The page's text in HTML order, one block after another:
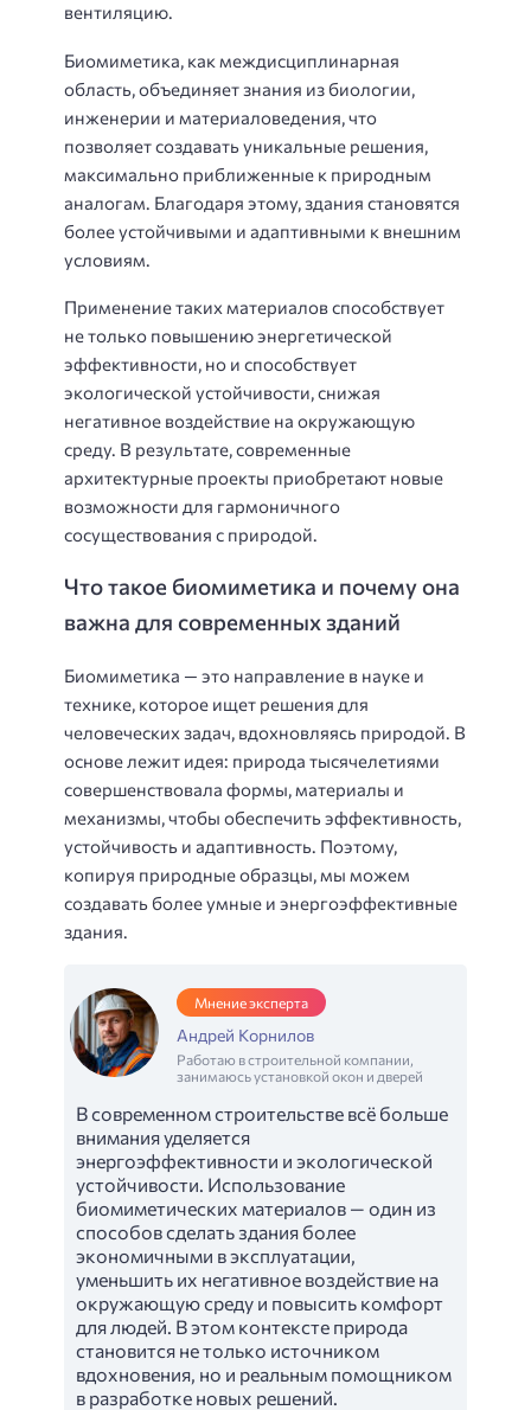
вентиляцию.
Биомиметика, как междисциплинарная
область, объединяет знания из биологии,
инженерии и материаловедения, что
позволяет создавать уникальные решения,
максимально приближенные к природным
аналогам. Благодаря этому, здания становятся
более устойчивыми и адаптивными к внешним
условиям.
Применение таких материалов способствует
не только повышению энергетической
эффективности, но и способствует
экологической устойчивости, снижая
негативное воздействие на окружающую
среду. В результате, современные
архитектурные проекты приобретают новые
возможности для гармоничного
сосуществования с природой.
Что такое биомиметика и почему она
важна для современных зданий
Биомиметика — это направление в науке и
технике, которое ищет решения для
человеческих задач, вдохновляясь природой. В
основе лежит идея: природа тысячелетиями
совершенствовала формы, материалы и
механизмы, чтобы обеспечить эффективность,
устойчивость и адаптивность. Поэтому,
копируя природные образцы, мы можем
создавать более умные и энергоэффективные
здания.
Мнение эксперта
Андрей Корнилов
Работаю в строительной компании,
занимаюсь установкой окон и дверей
В современном строительстве всё больше
внимания уделяется
энергоэффективности и экологической
устойчивости. Использование
биомиметических материалов — один из
способов сделать здания более
экономичными в эксплуатации,
уменьшить их негативное воздействие на
окружающую среду и повысить комфорт
для людей. В этом контексте природа
становится не только источником
вдохновения, но и реальным помощником
в разработке новых решений.